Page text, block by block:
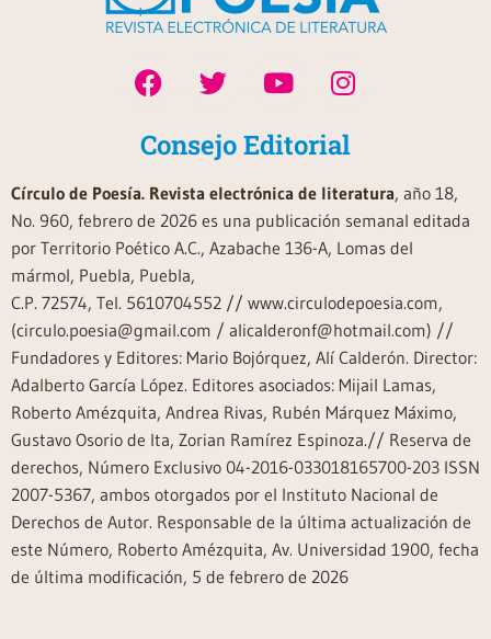
Consejo Editorial
Círculo de Poesía. Revista electrónica de literatura, año 18,
No. 960, febrero de 2026 es una publicación semanal editada
por Territorio Poético A.C., Azabache 136-A, Lomas del
mármol, Puebla, Puebla,
C.P. 72574, Tel. 5610704552 // www.circulodepoesia.com,
(circulo.poesia@gmail.com / alicalderonf@hotmail.com) //
Fundadores y Editores: Mario Bojórquez, Alí Calderón. Director:
Adalberto García López. Editores asociados: Mijail Lamas,
Roberto Amézquita, Andrea Rivas, Rubén Márquez Máximo,
Gustavo Osorio de Ita, Zorian Ramírez Espinoza.// Reserva de
derechos, Número Exclusivo 04-2016-033018165700-203 ISSN
2007-5367, ambos otorgados por el Instituto Nacional de
Derechos de Autor. Responsable de la última actualización de
este Número, Roberto Amézquita, Av. Universidad 1900, fecha
de última modificación, 5 de febrero de 2026